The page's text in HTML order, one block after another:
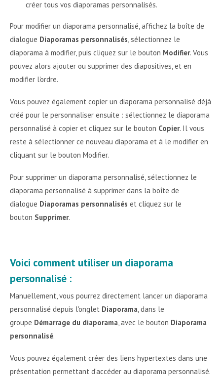
créer tous vos diaporamas personnalisés.
Pour modifier un diaporama personnalisé, affichez la boîte de
dialogue Diaporamas personnalisés, sélectionnez le
diaporama à modifier, puis cliquez sur le bouton Modifier. Vous
pouvez alors ajouter ou supprimer des diapositives, et en
modifier l'ordre.
Vous pouvez également copier un diaporama personnalisé déjà
créé pour le personnaliser ensuite : sélectionnez le diaporama
personnalisé à copier et cliquez sur le bouton Copier. Il vous
reste à sélectionner ce nouveau diaporama et à le modifier en
cliquant sur le bouton Modifier.
Pour supprimer un diaporama personnalisé, sélectionnez le
diaporama personnalisé à supprimer dans la boîte de
dialogue Diaporamas personnalisés et cliquez sur le
bouton Supprimer.
Voici comment utiliser un diaporama
personnalisé :
Manuellement, vous pourrez directement lancer un diaporama
personnalisé depuis l'onglet Diaporama, dans le
groupe Démarrage du diaporama, avec le bouton Diaporama
personnalisé.
Vous pouvez également créer des liens hypertextes dans une
présentation permettant d'accéder au diaporama personnalisé.